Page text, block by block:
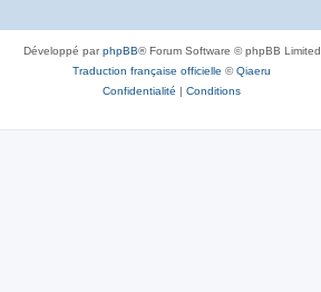
Développé parphpBB® Forum Software © phpBB Limited
Traduction française officielle ©Qiaeru
Confidentialité | Conditions